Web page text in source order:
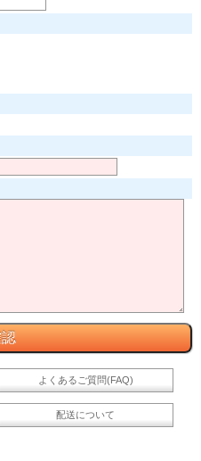
よくあるご質問(FAQ)
配送について